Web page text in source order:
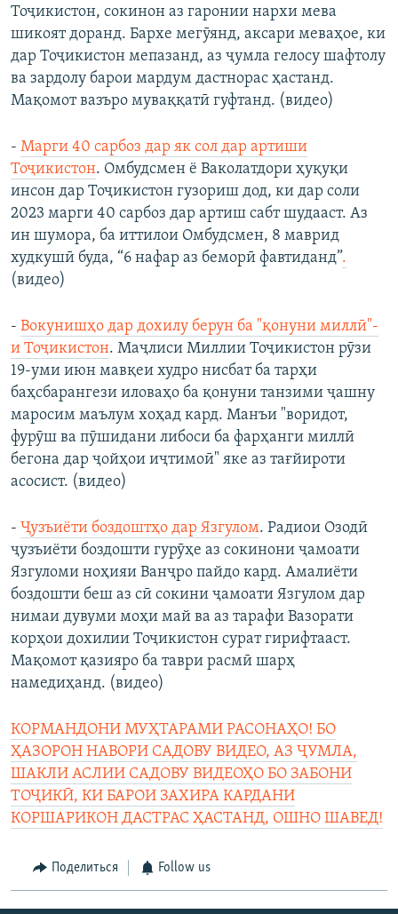
Тоҷикистон, сокинон аз гаронии нархи мева
шикоят доранд. Бархе мегӯянд, аксари меваҳое, ки
дар Тоҷикистон мепазанд, аз ҷумла гелосу шафтолу
ва зардолу барои мардум дастнорас ҳастанд.
Мақомот вазъро муваққатӣ гуфтанд. (видео)
- Марги 40 сарбоз дар як сол дар артиши
Тоҷикистон. Омбудсмен ё Ваколатдори ҳуқуқи
инсон дар Тоҷикистон гузориш дод, ки дар соли
2023 марги 40 сарбоз дар артиш сабт шудааст. Аз
ин шумора, ба иттилои Омбудсмен, 8 маврид
худкушӣ буда, “6 нафар аз беморӣ фавтиданд”.
(видео)
- Вокунишҳо дар дохилу берун ба "қонуни миллӣ"-
и Тоҷикистон. Маҷлиси Миллии Тоҷикистон рӯзи
19-уми июн мавқеи худро нисбат ба тарҳи
баҳсбарангези иловаҳо ба қонуни танзими ҷашну
маросим маълум хоҳад кард. Манъи "воридот,
фурӯш ва пӯшидани либоси ба фарҳанги миллӣ
бегона дар ҷойҳои иҷтимоӣ" яке аз тағйироти
асосист. (видео)
- Ҷузъиёти боздоштҳо дар Язгулом. Радиои Озодӣ
ҷузъиёти боздошти гурӯҳе аз сокинони ҷамоати
Язгуломи ноҳияи Ванҷро пайдо кард. Амалиёти
боздошти беш аз сӣ сокини ҷамоати Язгулом дар
нимаи дувуми моҳи май ва аз тарафи Вазорати
корҳои дохилии Тоҷикистон сурат гирифтааст.
Мақомот қазияро ба таври расмӣ шарҳ
намедиҳанд. (видео)
КОРМАНДОНИ МУҲТАРАМИ РАСОНАҲО! БО
ҲАЗОРОН НАВОРИ САДОВУ ВИДЕО, АЗ ҶУМЛА,
ШАКЛИ АСЛИИ САДОВУ ВИДЕОҲО БО ЗАБОНИ
ТОҶИКӢ, КИ БАРОИ ЗАХИРА КАРДАНИ
КОРШАРИКОН ДАСТРАС ҲАСТАНД, ОШНО ШАВЕД!
Поделиться Follow us